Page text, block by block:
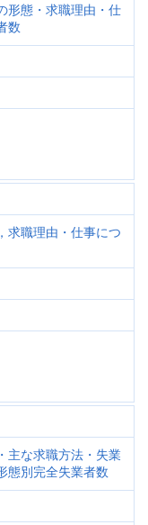
形態・求職理由・仕
数
求職理由・仕事につ
主な求職方法・失業
態別完全失業者数